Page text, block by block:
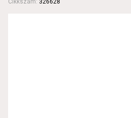
Cikkszám: 326628